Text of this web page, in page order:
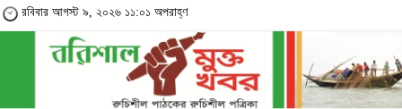
রবিবার আগস্ট ৯, ২০২৬ ১১:০১ অপরাহ্ণ